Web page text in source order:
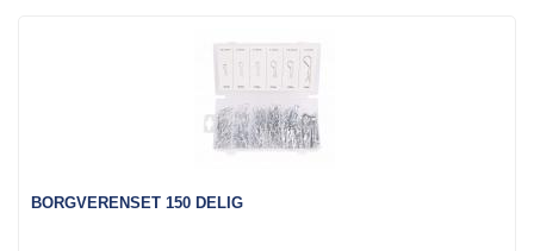
BORGVERENSET 150 DELIG